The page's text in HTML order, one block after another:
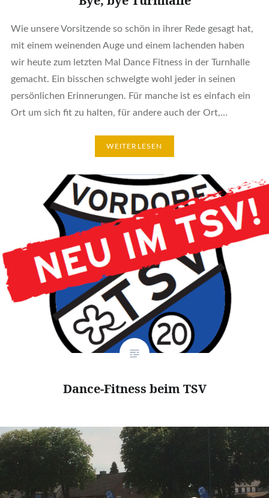
Wie unsere Vorsitzende so schön in ihrer Rede gesagt hat,
mit einem weinenden Auge und einem lachenden haben
wir heute zum letzten Mal Dance Fitness in der Turnhalle
gemacht. Ein bisschen schwelgte wohl jeder in seinen
persönlichen Erinnerungen. Für manche ist es einfach ein
Ort um sich fit zu halten, für andere auch der Ort,…
WEITERLESEN
Dance-Fitness beim TSV